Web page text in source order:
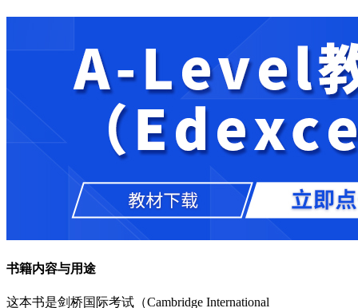
书籍内容与用途
这本书是剑桥国际考试（Cambridge International